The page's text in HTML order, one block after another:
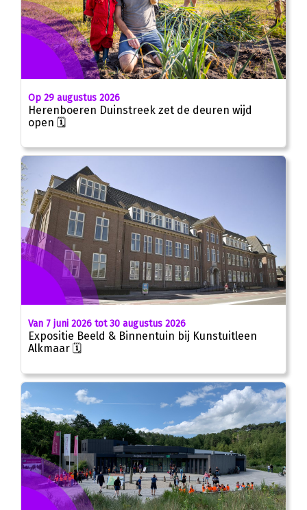
Op 29 augustus 2026
Herenboeren Duinstreek zet de deuren wijd
open 🗓
Van 7 juni 2026 tot 30 augustus 2026
Expositie Beeld & Binnentuin bij Kunstuitleen
Alkmaar 🗓